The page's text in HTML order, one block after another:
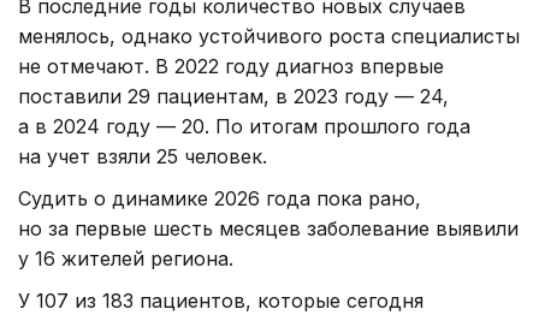
В последние годы количество новых случаев
менялось, однако устойчивого роста специалисты
не отмечают. В 2022 году диагноз впервые
поставили 29 пациентам, в 2023 году — 24,
а в 2024 году — 20. По итогам прошлого года
на учет взяли 25 человек.
Судить о динамике 2026 года пока рано,
но за первые шесть месяцев заболевание выявили
у 16 жителей региона.
У 107 из 183 пациентов, которые сегодня